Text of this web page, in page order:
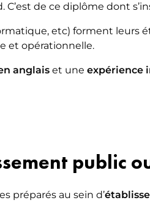
de ce diplôme dont
etc) forment leurs
et opérationnelle.
anglais et une expérience
public
préparés au sein d’